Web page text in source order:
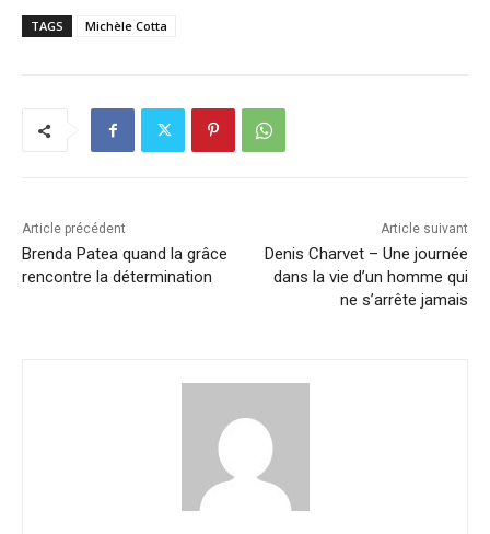
TAGS Michèle Cotta
Article précédent
Brenda Patea quand la grâce
rencontre la détermination
Article suivant
Denis Charvet – Une journée
dans la vie d’un homme qui
ne s’arrête jamais